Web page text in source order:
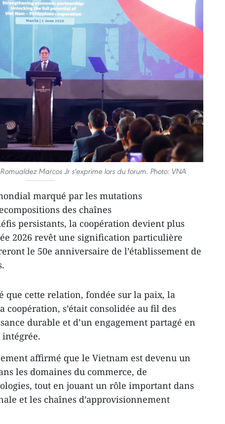
Marcos Jr s'exprime lors du forum. Photo: VNA
marqué par les mutations
des chaînes
persistants, la coopération devient plus
2026 revêt une signification particulière
le 50e anniversaire de l’établissement de
que cette relation, fondée sur la paix, la
s’était consolidée au fil des
durable et d’un engagement partagé en
intégrée.
affirmé que le Vietnam est devenu un
les domaines du commerce, de
tout en jouant un rôle important dans
et les chaînes d’approvisionnement